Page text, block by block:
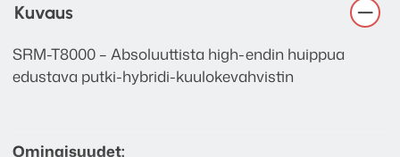
Kuvaus
SRM-T8000 – Absoluuttista high-endin huippua
edustava putki-hybridi-kuulokevahvistin
Ominaisuudet: